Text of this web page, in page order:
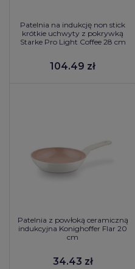
Patelnia na indukcję non stick
krótkie uchwyty z pokrywką
Starke Pro Light Coffee 28 cm
104.49 zł
Patelnia z powłoką ceramiczną
indukcyjna Konighoffer Flar 20
cm
34.43 zł